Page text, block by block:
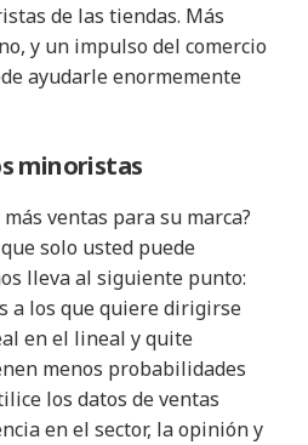
de las tiendas. Más
y un impulso del comercio
ayudarle enormemente
minoristas
ventas para su marca?
solo usted puede
lleva al siguiente punto:
a los que quiere dirigirse
en el lineal y quite
menos probabilidades
los datos de ventas
en el sector, la opinión y